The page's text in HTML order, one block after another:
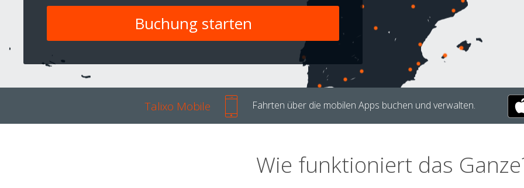
Talixo Mobile Fahrten über die mobilen Apps buchen und verwalten.
Wie funktioniert das